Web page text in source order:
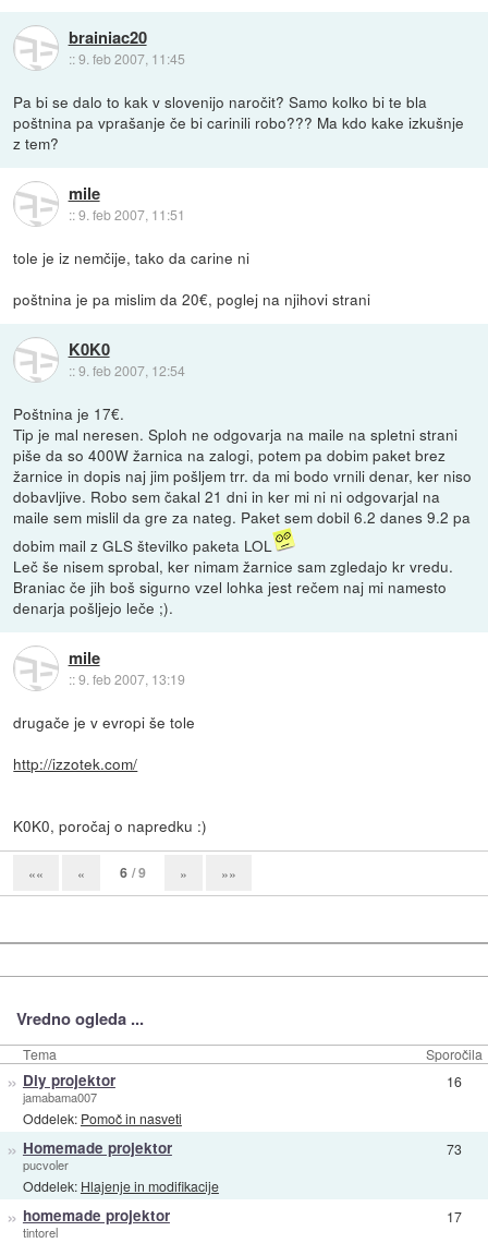
brainiac20
::9. feb 2007, 11:45
Pa bi se dalo to kak v slovenijo naročit? Samo kolko bi te bla
poštnina pa vprašanje če bi carinili robo??? Ma kdo kake izkušnje
z tem?
mile
::9. feb 2007, 11:51
tole je iz nemčije, tako da carine ni
poštnina je pa mislim da 20€, poglej na njihovi strani
K0K0
::9. feb 2007, 12:54
Poštnina je 17€.
Tip je mal neresen. Sploh ne odgovarja na maile na spletni strani
piše da so 400W žarnica na zalogi, potem pa dobim paket brez
žarnice in dopis naj jim pošljem trr. da mi bodo vrnili denar, ker niso
dobavljive. Robo sem čakal 21 dni in ker mi ni ni odgovarjal na
maile sem mislil da gre za nateg. Paket sem dobil 6.2 danes 9.2 pa
dobim mail z GLS številko paketa LOL
Leč še nisem sprobal, ker nimam žarnice sam zgledajo kr vredu.
Braniac če jih boš sigurno vzel lohka jest rečem naj mi namesto
denarja pošljejo leče ;).
mile
::9. feb 2007, 13:19
drugače je v evropi še tole
http://izzotek.com/
K0K0, poročaj o napredku :)
«« « 6 / 9 » »»
Vredno ogleda ...
Tema Sporočila
» Diy projektor
jamabama007
Oddelek: Pomoč in nasveti
16
» Homemade projektor
pucvoler
Oddelek: Hlajenje in modifikacije
73
» homemade projektor
tintorel
17